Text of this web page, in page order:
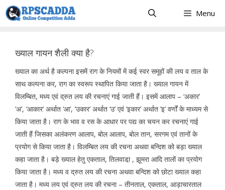
Skip
to
Menu
ख्याल गायन शैली क्या है?
ख्याल का अर्थ है कल्पना इसमें राग के नियमों में कई स्वर समूहों की लय व ताल के
साथ कल्पना कर, राग का स्वरूप स्थापित किया जाता है। ख्याल गायन में
विलम्बित, मध्य एवं द्रुत लय की रचनाएं गाई जाती हैं। इसमें आलाप – ‘अकार’
‘अ’, ‘आकार’ अर्थात ‘आ’, ‘उकार’ अर्थात ‘उ’ एवं ‘इकार’ अर्थात ‘इ’ वर्णों के माध्यम से
किया जाता है। राग के भाव व रस के आधार पर पद्य का चयन कर रचनाएं गाई
जाती हैं जिसका अलंकरण आलाप, बोल आलाप, बोल तान, सरगम एवं तानों के
प्रयोग से किया जाता है। विलम्बित लय की रचना अथवा बन्दिश को बड़ा ख्याल
कहा जाता है। बड़े ख्याल हेतु एकताल, तिलवाडा़ , झूमरा आदि तालों का प्रयोग
किया जाता है। मध्य व द्रुत लय की रचना अथवा बन्दिश को छोटा ख्याल कहा
जाता है। मध्य लय एवं द्रुत लय की रचना – तीनताल, एकताल, आड़ाचारताल